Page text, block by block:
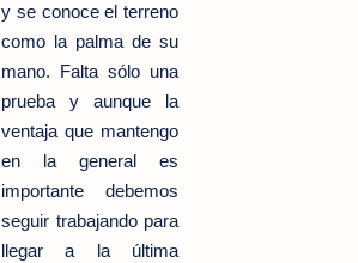
y se conoce el terreno
como la palma de su
mano. Falta sólo una
prueba y aunque la
ventaja que mantengo
en la general es
importante debemos
seguir trabajando para
llegar a la última